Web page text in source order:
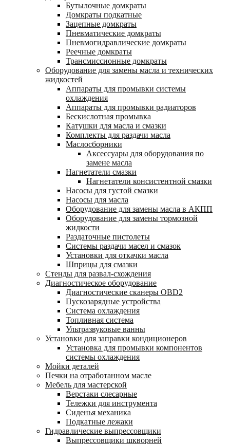
Бутылочные домкраты
Домкраты подкатные
Зацепные домкраты
Пневматические домкраты
Пневмогидравлические домкраты
Реечные домкраты
Трансмиссионные домкраты
Оборудование для замены масла и технических
жидкостей
Аппараты для промывки системы
охлаждения
Аппараты для промывки радиаторов
Бескислотная промывка
Катушки для масла и смазки
Комплекты для раздачи масла
Маслосборники
Аксессуары для оборудования по
замене масла
Нагнетатели смазки
Нагнетатели консистентной смазки
Насосы для густой смазки
Насосы для масла
Оборудование для замены масла в АКПП
Оборудование для замены тормозной
жидкости
Раздаточные пистолеты
Системы раздачи масел и смазок
Установки для откачки масла
Шприцы для смазки
Стенды для развал-схождения
Диагностическое оборудование
Диагностические сканеры OBD2
Пускозарядные устройства
Система охлаждения
Топливная система
Ультразвуковые ванны
Установки для заправки кондиционеров
Установка для промывки компонентов
системы охлаждения
Мойки деталей
Печки на отработанном масле
Мебель для мастерской
Верстаки слесарные
Тележки для инструмента
Сиденья механика
Подкатные лежаки
Гидравлические выпрессовщики
Выпрессовщики шкворней